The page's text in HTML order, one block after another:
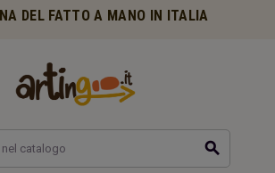
DEL FATTO A MANO IN ITALIA
search